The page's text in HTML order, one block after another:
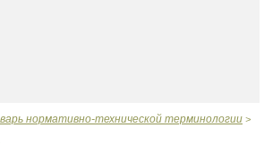
нормативно-технической терминологии >